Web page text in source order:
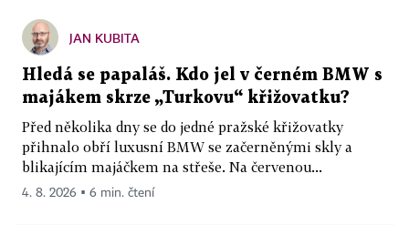
JAN KUBITA
Hledá se papaláš. Kdo jel v černém BMW s
majákem skrze „Turkovu“ křižovatku?
Před několika dny se do jedné pražské křižovatky
přihnalo obří luxusní BMW se začerněnými skly a
blikajícím majáčkem na střeše. Na červenou...
4. 8. 2026 ▪ 6 min. čtení